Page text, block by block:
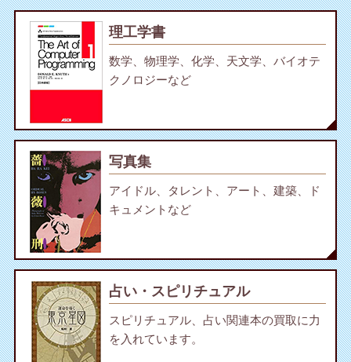
理工学書
数学、物理学、化学、天文学、バイオテ
クノロジーなど
写真集
アイドル、タレント、アート、建築、ド
キュメントなど
占い・スピリチュアル
スピリチュアル、占い関連本の買取に力
を入れています。